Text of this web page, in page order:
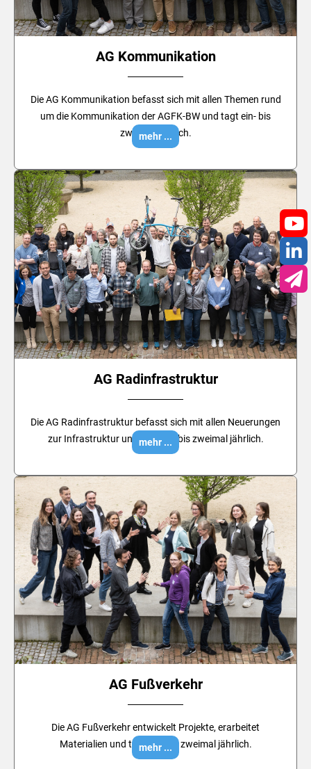
AG Kommunikation
Die AG Kommunikation befasst sich mit allen Themen rund
um die Kommunikation der AGFK-BW und tagt ein- bis
zweimal jährlich.
mehr ...
AG Radinfrastruktur
Die AG Radinfrastruktur befasst sich mit allen Neuerungen
zur Infrastruktur und tagt ein- bis zweimal jährlich.
mehr ...
AG Fußverkehr
Die AG Fußverkehr entwickelt Projekte, erarbeitet
Materialien und tagt ein- bis zweimal jährlich.
mehr ...